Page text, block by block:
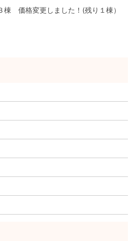
棟 価格変更しました！(残り１棟）